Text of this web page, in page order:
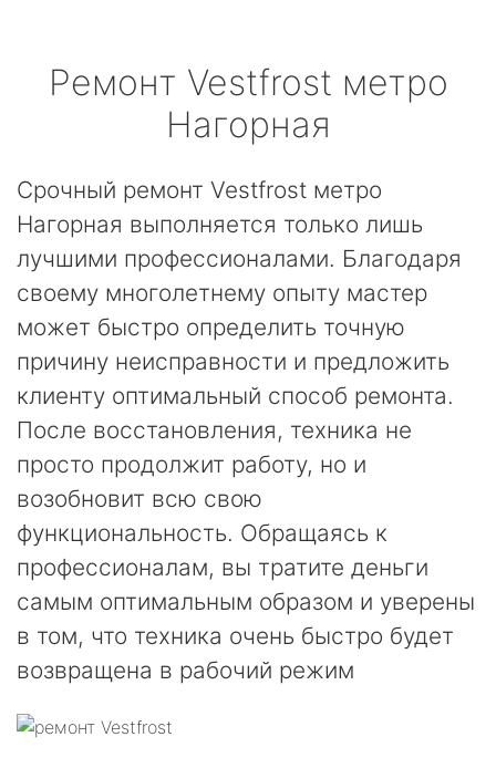
Ремонт Vestfrost метро
Нагорная
Срочный ремонт Vestfrost метро
Нагорная выполняется только лишь
лучшими профессионалами. Благодаря
своему многолетнему опыту мастер
может быстро определить точную
причину неисправности и предложить
клиенту оптимальный способ ремонта.
После восстановления, техника не
просто продолжит работу, но и
возобновит всю свою
функциональность. Обращаясь к
профессионалам, вы тратите деньги
самым оптимальным образом и уверены
в том, что техника очень быстро будет
возвращена в рабочий режим